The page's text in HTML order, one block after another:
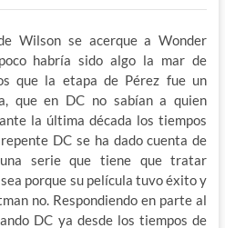
Wilson se acerque a Wonder
habría sido algo la mar de
que la etapa de Pérez fue un
que en DC no sabían a quien
la última década los tiempos
DC se ha dado cuenta de
serie que tiene que tratar
porque su película tuvo éxito y
no. Respondiendo en parte al
DC ya desde los tiempos de